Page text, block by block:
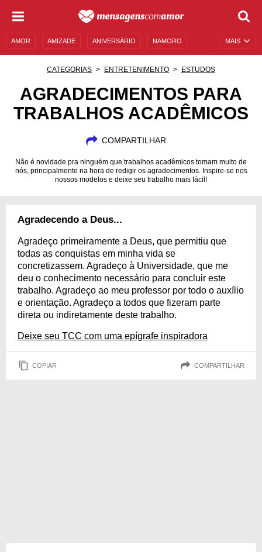
MAIS
AMOR AMIZADE ANIVERSÁRIO NAMORO
MENSAGENS E FRASES MENSAGENS DE ANIVERSÁRIO
CATEGORIAS ENTRETENIMENTO ESTUDOS
AGRADECIMENTOS PARA
TRABALHOS ACADÊMICOS
COMPARTILHAR
Não é novidade pra ninguém que trabalhos acadêmicos tomam muito de
nós, principalmente na hora de redigir os agradecimentos. Inspire-se nos
nossos modelos e deixe seu trabalho mais fácil!
Agradecendo a Deus...
Agradeço primeiramente a Deus, que permitiu que
todas as conquistas em minha vida se
concretizassem. Agradeço à Universidade, que me
deu o conhecimento necessário para concluir este
trabalho. Agradeço ao meu professor por todo o auxílio
e orientação. Agradeço a todos que fizeram parte
direta ou indiretamente deste trabalho.
Deixe seu TCC com uma epígrafe inspiradora
COPIAR COMPARTILHAR